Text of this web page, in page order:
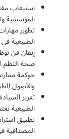
استيعاب
المؤسسية
تطوير
الطبيعية
إتقان فن
صحة النظم
حوكمة
والأصول
تعزيز
الطبيعية
تطبيق
المصداقية